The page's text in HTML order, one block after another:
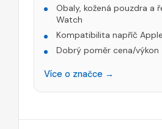
Obaly, kožená pouzdra a
Watch
Kompatibilita napříč
Dobrý poměr cena/výkon
Více o značce →